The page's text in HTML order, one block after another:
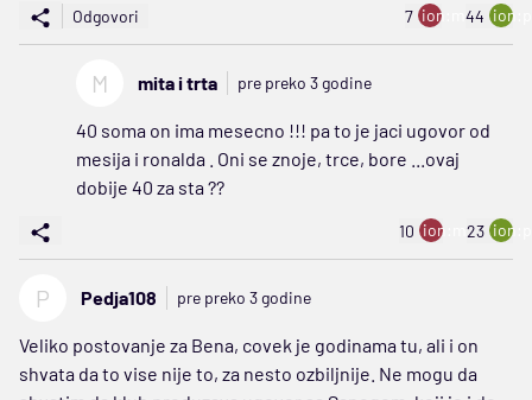
Odgovori 7 ion:minus
44
M mita i trta pre preko 3 godine
40 soma on ima mesecno !!! pa to je jaci ugovor od
mesija i ronalda . Oni se znoje, trce, bore ...ovaj
dobije 40 za sta ??
10 ion:minus
23
P Pedja108 pre preko 3 godine
Veliko postovanje za Bena, covek je godinama tu, ali i on
shvata da to vise nije to, za nesto ozbiljnije. Ne mogu da